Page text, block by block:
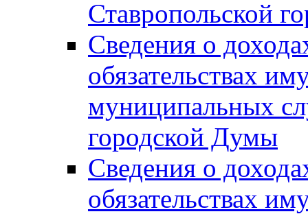
Ставропольской
Сведения о
обязательствах
муниципальных
городской Думы
Сведения о
обязательствах